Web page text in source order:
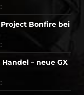
Project Bonfire bei
– neue GX